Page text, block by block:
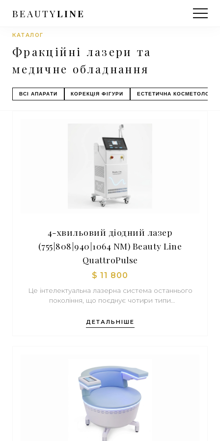
BEAUTYLINE
КАТАЛОГ
Фракційні лазери та
медичне обладнання
ВСІ АПАРАТИ КОРЕКЦІЯ ФІГУРИ ЕСТЕТИЧНА КОСМЕТОЛОГІЯ
4-хвильовий діодний лазер
(755|808|940|1064 NM) Beauty Line
QuattroPulse
$ 11 800
Це інтелектуальна лазерна система останнього
покоління, що поєднує чотири типи
комбінації хвиль 755, 808, 940 та 1064 нм, апарат
ефективно працює з будь-яким кольором волосся
ДЕТАЛЬНІШЕ